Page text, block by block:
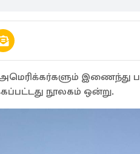
இணைந்து
நூலகம் ஒன்று.